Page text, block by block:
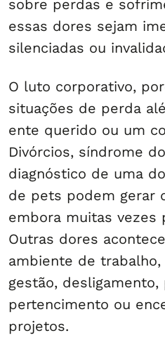
sobre perdas e
essas dores sejam
silenciadas ou
O luto corporativo,
situações de perda
ente querido ou um
Divórcios, síndrome
diagnóstico de uma
de pets podem gerar
embora muitas vezes
Outras dores
ambiente de
gestão, desligamento,
pertencimento ou
projetos.